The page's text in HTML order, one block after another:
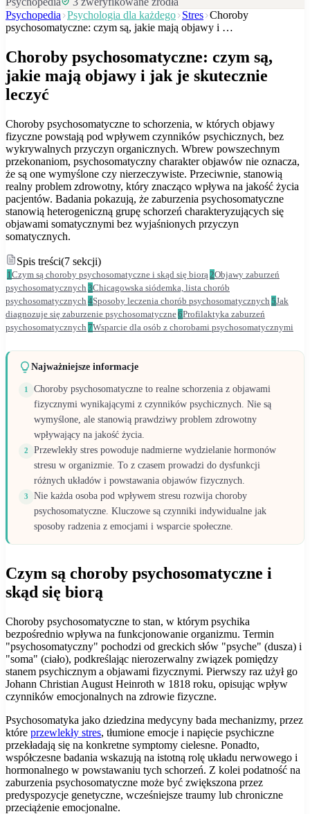
Psychopedia Psychologia dla każdego Stres Choroby
psychosomatyczne: czym są, jakie mają objawy i …
Choroby psychosomatyczne: czym są,
jakie mają objawy i jak je skutecznie
leczyć
Choroby psychosomatyczne to schorzenia, w których objawy
fizyczne powstają pod wpływem czynników psychicznych, bez
wykrywalnych przyczyn organicznych. Wbrew powszechnym
przekonaniom, psychosomatyczny charakter objawów nie oznacza,
że są one wymyślone czy nierzeczywiste. Przeciwnie, stanowią
realny problem zdrowotny, który znacząco wpływa na jakość życia
pacjentów. Badania pokazują, że zaburzenia psychosomatyczne
stanowią heterogeniczną grupę schorzeń charakteryzujących się
objawami somatycznymi bez wyjaśnionych przyczyn
somatycznych.
Spis treści(7 sekcji)
1 Czym są choroby psychosomatyczne i skąd się biorą 2Objawy zaburzeń
psychosomatycznych 3Chicagowska siódemka, lista chorób
psychosomatycznych 4Sposoby leczenia chorób psychosomatycznych 5Jak
diagnozuje się zaburzenie psychosomatyczne6Profilaktyka zaburzeń
psychosomatycznych 7Wsparcie dla osób z chorobami psychosomatycznymi
Najważniejsze informacje
1
Choroby psychosomatyczne to realne schorzenia z objawami
fizycznymi wynikającymi z czynników psychicznych. Nie są
wymyślone, ale stanowią prawdziwy problem zdrowotny
wpływający na jakość życia.
2
Przewlekły stres powoduje nadmierne wydzielanie hormonów
stresu w organizmie. To z czasem prowadzi do dysfunkcji
różnych układów i powstawania objawów fizycznych.
3
Nie każda osoba pod wpływem stresu rozwija choroby
psychosomatyczne. Kluczowe są czynniki indywidualne jak
sposoby radzenia z emocjami i wsparcie społeczne.
Czym są choroby psychosomatyczne i
skąd się biorą
Choroby psychosomatyczne to stan, w którym psychika
bezpośrednio wpływa na funkcjonowanie organizmu. Termin
"psychosomatyczny" pochodzi od greckich słów "psyche" (dusza) i
"soma" (ciało), podkreślając nierozerwalny związek pomiędzy
stanem psychicznym a objawami fizycznymi. Pierwszy raz użył go
Johann Christian August Heinroth w 1818 roku, opisując wpływ
czynników emocjonalnych na zdrowie fizyczne.
Psychosomatyka jako dziedzina medycyny bada mechanizmy, przez
które przewlekły stres, tłumione emocje i napięcie psychiczne
przekładają się na konkretne symptomy cielesne. Ponadto,
współczesne badania wskazują na istotną rolę układu nerwowego i
hormonalnego w powstawaniu tych schorzeń. Z kolei podatność na
zaburzenia psychosomatyczne może być zwiększona przez
predyspozycje genetyczne, wcześniejsze traumy lub chroniczne
przeciążenie emocjonalne.